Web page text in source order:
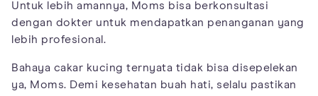
Untuk lebih amannya, Moms bisa berkonsultasi
dengan dokter untuk mendapatkan penanganan yang
lebih profesional.
Bahaya cakar kucing ternyata tidak bisa disepelekan
ya, Moms. Demi kesehatan buah hati, selalu pastikan